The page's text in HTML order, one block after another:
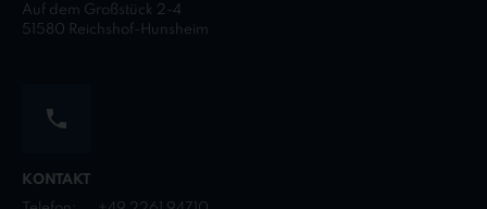
Auf dem Großstück 2-4
51580 Reichshof-Hunsheim
KONTAKT